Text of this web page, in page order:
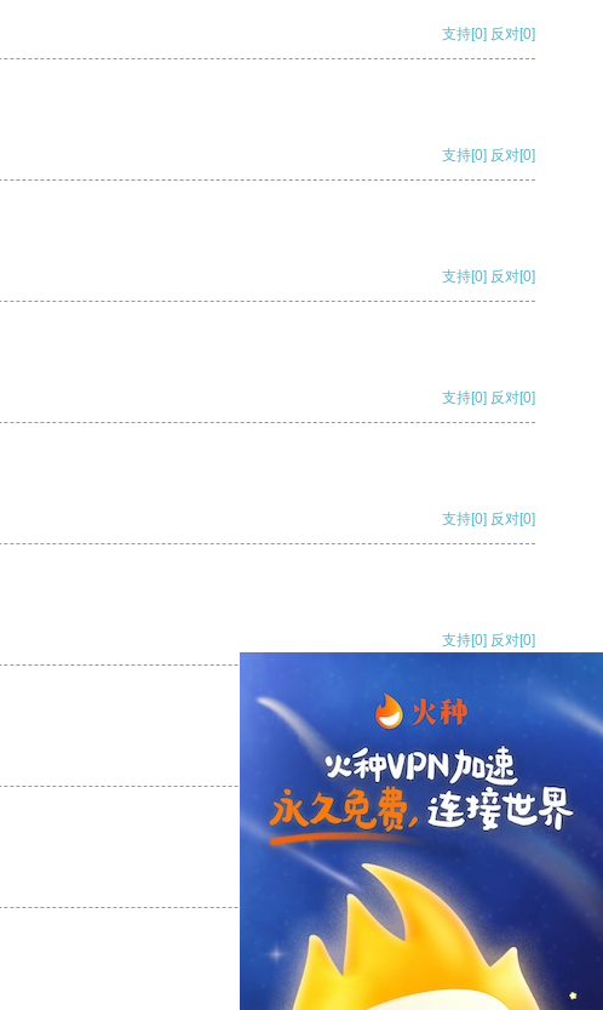
支持[0] 反对[0]
支持[0] 反对[0]
支持[0] 反对[0]
支持[0] 反对[0]
支持[0] 反对[0]
支持[0] 反对[0]
支持[0] 反对
支持
反对 [0]